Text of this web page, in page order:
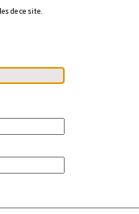
de ce site.